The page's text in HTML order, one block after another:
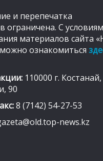
и перепечатка
ограничена. С
материалов сайта
ознакомиться
110000 г.
90
8 (7142) 54-27-53
news.kz